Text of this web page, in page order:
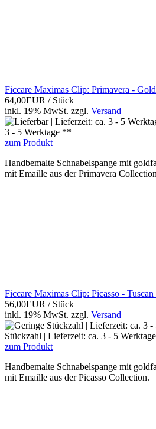
Ficcare Maximas Clip: Primavera - Gold
64,00EUR / Stück
inkl. 19% MwSt. zzgl. Versand
3 - 5 Werktage **
zum Produkt
Handbemalte Schnabelspange mit
mit Emaille aus der Primavera
Ficcare Maximas Clip: Picasso - Tuscan
56,00EUR / Stück
inkl. 19% MwSt. zzgl. Versand
Stückzahl | Lieferzeit: ca. 3 - 5
zum Produkt
Handbemalte Schnabelspange mit
mit Emaille aus der Picasso Collection.